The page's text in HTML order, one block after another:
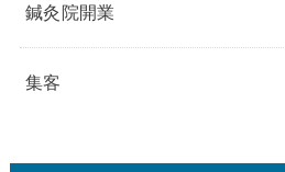
鍼灸院開業
集客